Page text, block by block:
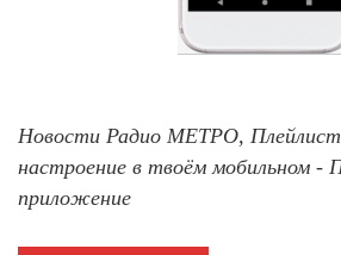
Новости Радио МЕТРО,
настроение в твоём мобильном -
приложение